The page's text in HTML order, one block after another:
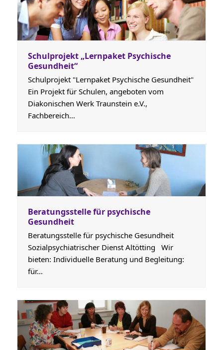
Schulprojekt „Lernpaket Psychische
Gesundheit“
Schulprojekt "Lernpaket Psychische Gesundheit"
Ein Projekt für Schulen, angeboten vom
Diakonischen Werk Traunstein e.V.,
Fachbereich…
Beratungsstelle für psychische
Gesundheit
Beratungsstelle für psychische Gesundheit
Sozialpsychiatrischer Dienst Altötting Wir
bieten: Individuelle Beratung und Begleitung:
für…